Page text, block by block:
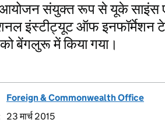
संयुक्त रूप से यूके साइंस
इंस्टीट्यूट ऑफ इनफॉर्मेशन
बेंगलुरू में किया गया।
Foreign & Commonwealth Office
23 मार्च 2015